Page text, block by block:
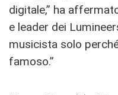
digitale,” ha
e leader dei
musicista solo
famoso.”